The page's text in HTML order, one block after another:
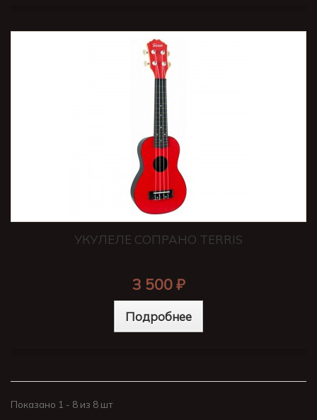
УКУЛЕЛЕ СОПРАНО TERRIS
3 500 ₽
Подробнее
Показано 1 - 8 из 8 шт